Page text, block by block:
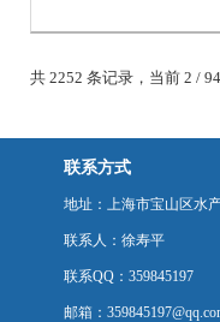
共 2252 条记录，当前 2 /
联系方式
地址：上海市宝山区水
联系人：徐寿平
联系QQ：359845197
邮箱：